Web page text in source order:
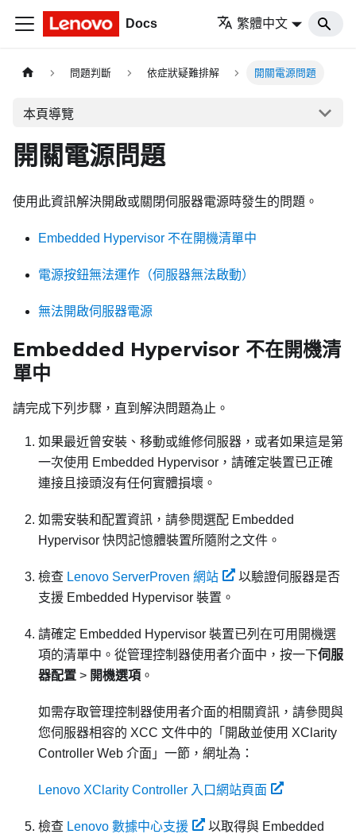
Docs 繁體中文
問題判斷 依症狀疑難排解 開關電源問題
本頁導覽
開關電源問題
使用此資訊解決開啟或關閉伺服器電源時發生的問題。
Embedded Hypervisor 不在開機清單中
電源按鈕無法運作（伺服器無法啟動）
無法開啟伺服器電源
Embedded Hypervisor 不在開機清
單中
請完成下列步驟，直到解決問題為止。
如果最近曾安裝、移動或維修伺服器，或者如果這是第
一次使用 Embedded Hypervisor，請確定裝置已正確
連接且接頭沒有任何實體損壞。
如需安裝和配置資訊，請參閱選配 Embedded
Hypervisor 快閃記憶體裝置所隨附之文件。
檢查 Lenovo ServerProven 網站
以驗證伺服器是否
支援 Embedded Hypervisor 裝置。
請確定 Embedded Hypervisor 裝置已列在可用開機選
項的清單中。從管理控制器使用者介面中，按一下伺服
器配置 > 開機選項 。
如需存取管理控制器使用者介面的相關資訊，請參閱與
您伺服器相容的 XCC 文件中的「開啟並使用 XClarity
Controller Web 介面」一節，網址為：
Lenovo XClarity Controller 入口網站頁面
檢查 Lenovo 數據中心支援
以取得與 Embedded